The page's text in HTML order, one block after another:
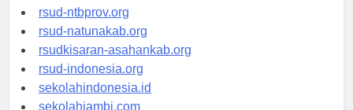
rsud-langsakota.org
rsud-ntbprov.org
rsud-natunakab.org
rsudkisaran-asahankab.org
rsud-indonesia.org
sekolahindonesia.id